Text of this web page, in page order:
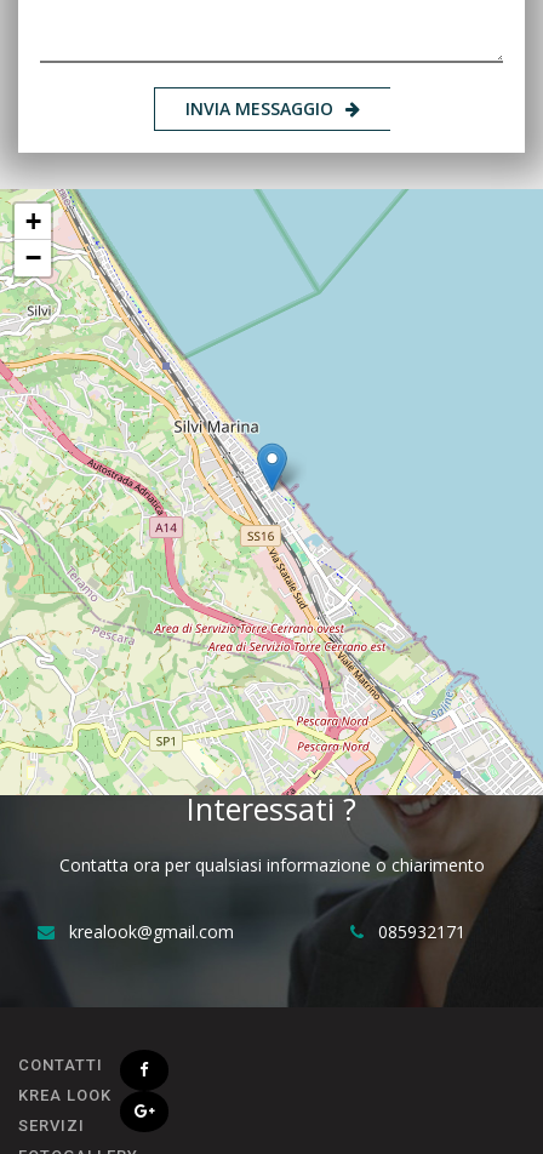
INVIA MESSAGGIO
+
−
Telefono:085932171
Interessati ?
Contatta ora per qualsiasi informazione o chiarimento
krealook@gmail.com 085932171
CONTATTI
KREA LOOK
SERVIZI